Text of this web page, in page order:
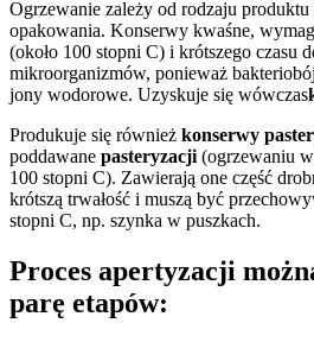
Ogrzewanie zależy od rodzaju
opakowania. Konserwy kwaśne,
(około 100 stopni C) i krótszego czasu
mikroorganizmów, ponieważ
jony wodorowe. Uzyskuje się wówczas
Produkuje się również konserwy
poddawane pasteryzacji (ogrzewaniu
100 stopni C). Zawierają one część
krótszą trwałość i muszą być
stopni C, np. szynka w puszkach.
Proces apertyzacji
parę etapów: